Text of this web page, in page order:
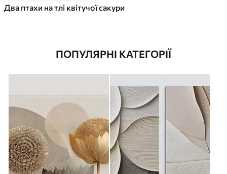
Два птахи на тлі квітучої сакури
ПОПУЛЯРНІ КАТЕГОРІЇ